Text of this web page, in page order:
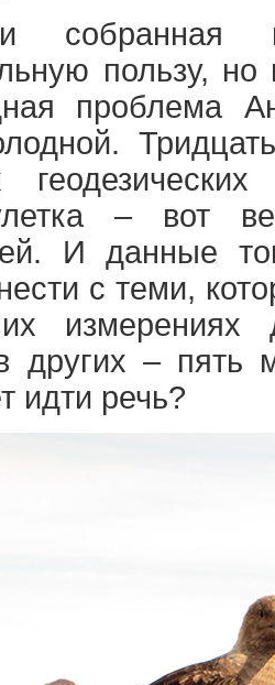
пользу,
проблема
– вот
И данные
с теми,
измерениях
других – пять
идти речь?